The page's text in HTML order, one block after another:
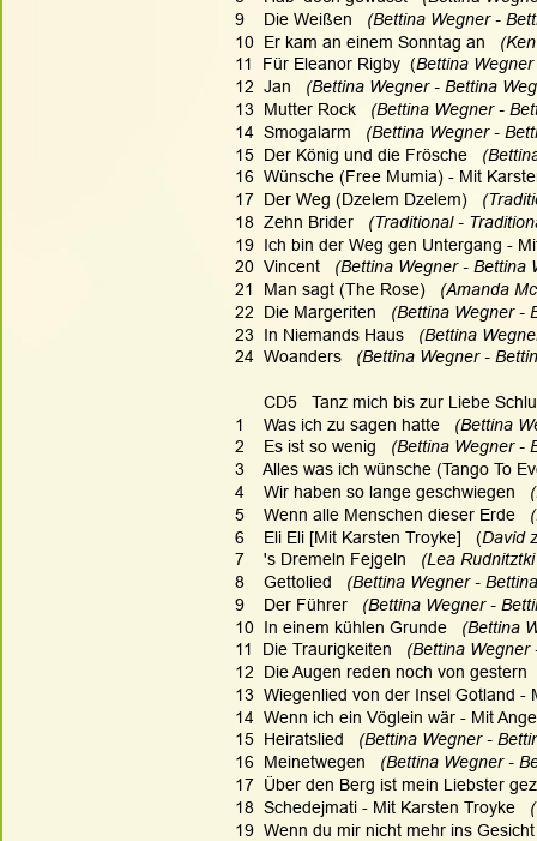
9    Die Weißen
(Bettina Wegner -
10  Er kam an einem Sonntag an
11  Für Eleanor Rigby  (Bettina
12  Jan
(Bettina Wegner - Bettina
13  Mutter Rock
(Bettina Wegner -
14  Smogalarm
(Bettina Wegner -
15  Der König und die Frösche
16  Wünsche (Free Mumia) - Mit
17  Der Weg (Dzelem Dzelem)
18  Zehn Brider
(Traditional -
19  Ich bin der Weg gen Untergang -
20  Vincent
(Bettina Wegner - Bettina
21  Man sagt (The Rose)
(Amanda
22  Die Margeriten
(Bettina Wegner -
23  In Niemands Haus
(Bettina
24  Woanders
(Bettina Wegner -
CD5   Tanz mich bis zur Liebe
1    Was ich zu sagen hatte
(Bettina
2    Es ist so wenig
(Bettina Wegner -
3    Alles was ich wünsche (Tango To
4    Wir haben so lange geschwiegen
5    Wenn alle Menschen dieser Erde
6    Eli Eli [Mit Karsten Troyke]   (David
7    's Dremeln Fejgeln
(Lea
8    Gettolied
(Bettina Wegner -
9    Der Führer
(Bettina Wegner -
10  In einem kühlen Grunde
(Bettina
11  Die Traurigkeiten
(Bettina
12  Die Augen reden noch von gestern
13  Wiegenlied von der Insel Gotland
14  Wenn ich ein Vöglein wär - Mit
15  Heiratslied
(Bettina Wegner -
16  Meinetwegen
(Bettina Wegner -
17  Über den Berg ist mein Liebster
18  Schedejmati - Mit Karsten Troyke
19  Wenn du mir nicht mehr ins